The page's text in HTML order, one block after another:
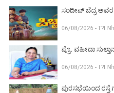
ಸಂದೀಪ್ ಬೆದ್ರ ಅವರ
06/08/2026 - T?t
ಪ್ರೊ. ವಹೀದಾ
06/08/2026 - T?t
ಪುರಸಭೆಯಿಂದ ರಸ್ತೆ